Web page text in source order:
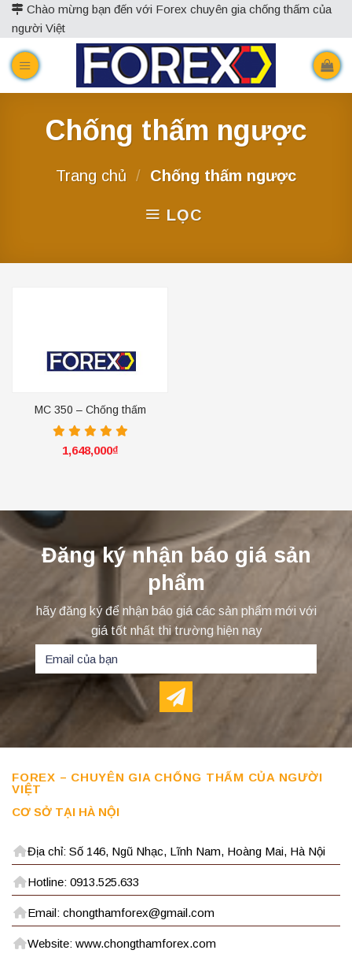
Skip
content
Chào mừng bạn đến với Forex chuyên gia chống thấm của
người Việt
Chống thấm ngược
Trang chủ / Chống thấm ngược
LỌC
MC 350 – Chống thấm
ngược
1,648,000₫
Đăng ký nhận báo giá sản
phẩm
hãy đăng ký để nhận báo giá các sản phẩm mới với
giá tốt nhất thi trường hiện nay
FOREX – CHUYÊN GIA CHỐNG THẤM CỦA NGƯỜI
VIỆT
CƠ SỞ TẠI HÀ NỘI
Địa chỉ: Số 146, Ngũ Nhạc, Lĩnh Nam, Hoàng Mai, Hà Nội
Hotline: 0913.525.633
Email: chongthamforex@gmail.com
Website: www.chongthamforex.com